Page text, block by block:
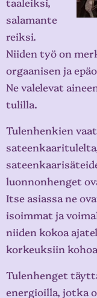
salamante
reiksi.
Niiden työ on
orgaanisen ja
Ne valelevat
tulilla.
Tulenhenkien
luonnonhenget
Itse asiassa ne
isoimmat ja
niiden kokoa
korkeuksiin
Tulenhenget
energioilla, jotka